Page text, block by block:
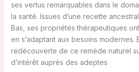
ses vertus remarquables dans le
la santé. Issues d’une recette
Bas, ses propriétés thérapeutiques
en s’adaptant aux besoins modernes.
redécouverte de ce remède naturel
d’intérêt auprès des adeptes